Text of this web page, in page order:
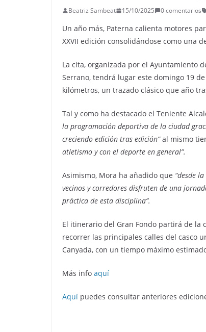
Beatriz Sambeat 15/10/2025 0 comentarios
Un año más, Paterna calienta motores
XXVII edición consolidándose como una
La cita, organizada por el Ayuntamiento
Serrano, tendrá lugar este domingo 19
kilómetros, un trazado clásico que año
Tal y como ha destacado el Teniente
la programación deportiva de la ciudad
creciendo edición tras edición”al mismo
atletismo y con el deporte en general”.
Asimismo, Mora ha añadido que “desde
vecinos y corredores disfruten de una
práctica de esta disciplina”.
El itinerario del Gran Fondo partirá de
recorrer las principales calles del casco
Canyada, con un tiempo máximo
Más info aquí
Aquí puedes consultar anteriores